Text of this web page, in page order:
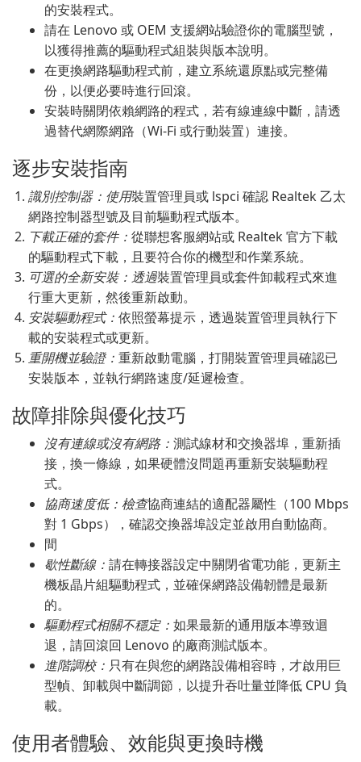
的安裝程式。
請在 Lenovo 或 OEM 支援網站驗證你的電腦型號，
以獲得推薦的驅動程式組裝與版本說明。
在更換網路驅動程式前，建立系統還原點或完整備
份，以便必要時進行回滾。
安裝時關閉依賴網路的程式，若有線連線中斷，請透
過替代網際網路（Wi-Fi 或行動裝置）連接。
逐步安裝指南
識別控制器：使用裝置管理員或 lspci 確認 Realtek 乙太
網路控制器型號及目前驅動程式版本。
下載正確的套件： 從聯想客服網站或 Realtek 官方下載
的驅動程式下載，且要符合你的機型和作業系統。
可選的全新安裝：透過裝置管理員或套件卸載程式來進
行重大更新，然後重新啟動。
安裝驅動程式： 依照螢幕提示，透過裝置管理員執行下
載的安裝程式或更新。
重開機並驗證： 重新啟動電腦，打開裝置管理員確認已
安裝版本，並執行網路速度/延遲檢查。
故障排除與優化技巧
沒有連線或沒有網路： 測試線材和交換器埠，重新插
接，換一條線，如果硬體沒問題再重新安裝驅動程
式。
協商速度低：檢查協商連結的適配器屬性（100 Mbps
對 1 Gbps），確認交換器埠設定並啟用自動協商。
間
歇性斷線： 請在轉接器設定中關閉省電功能，更新主
機板晶片組驅動程式，並確保網路設備韌體是最新
的。
驅動程式相關不穩定： 如果最新的通用版本導致迴
退，請回滾回 Lenovo 的廠商測試版本。
進階調校： 只有在與您的網路設備相容時，才啟用巨
型幀、卸載與中斷調節，以提升吞吐量並降低 CPU 負
載。
使用者體驗、效能與更換時機